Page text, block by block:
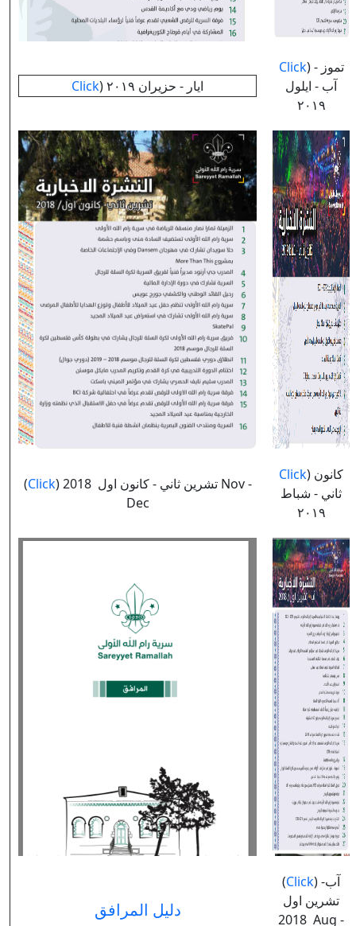
Click ) ايار - حزيران ٢٠١٩
Click) تموز -
آب - ايلول
٢٠١٩
(Click) تشرين ثاني - كانون اول 2018 Nov -
Dec
Click) كانون
ثاني - شباط
٢٠١٩
دليل المرافق
(Click) آب-
تشرين اول
2018 Aug -